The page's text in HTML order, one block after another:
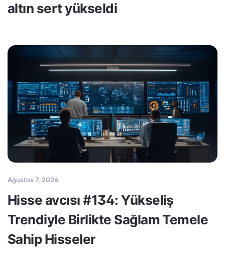
altın sert yükseldi
Ağustos 7, 2026
Hisse avcısı #134: Yükseliş
Trendiyle Birlikte Sağlam Temele
Sahip Hisseler